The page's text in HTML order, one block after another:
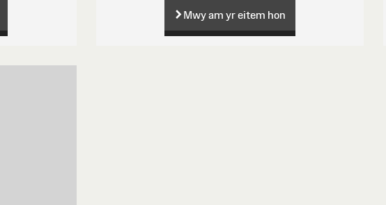
Mwy am yr eitem hon